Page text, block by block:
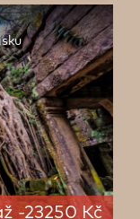
-23250 Kč